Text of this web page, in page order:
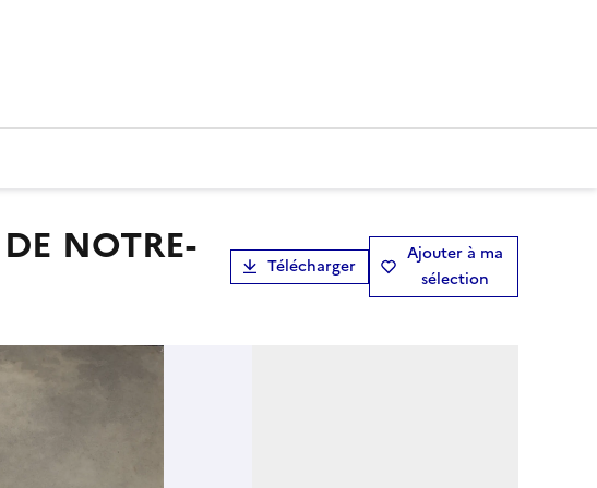
Télécharger
Ajouter à ma
sélection